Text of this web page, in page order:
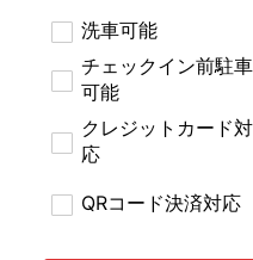
洗車可能
チェックイン前駐車
可能
クレジットカード対
応
QRコード決済対応